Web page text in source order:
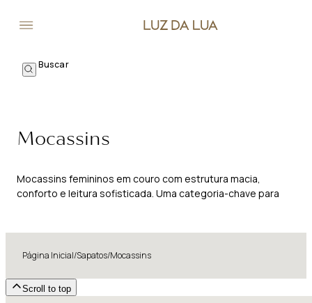
Mocassins
Mocassins femininos em couro com estrutura macia,
conforto e leitura sofisticada. Uma categoria-chave para
Página Inicial/Sapatos/Mocassins
Scroll to top